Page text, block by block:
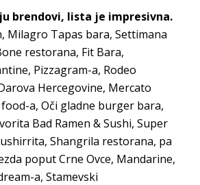
brendovi, lista je impresivna.
Milagro Tapas bara, Settimana
restorana, Fit Bara,
Pizzagram-a, Rodeo
Hercegovine, Mercato
a, Oči gladne burger bara,
Bad Ramen & Sushi, Super
Shangrila restorana, pa
poput Crne Ovce, Mandarine,
a, Stamevski